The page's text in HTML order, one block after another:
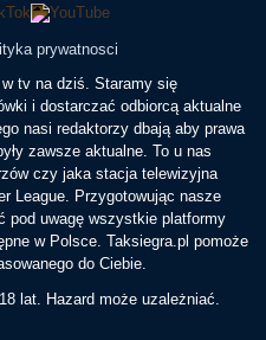
prywatnosci
tv na dziś. Staramy się
i dostarczać odbiorcą aktualne
nasi redaktorzy dbają aby prawa
zawsze aktualne. To u nas
czy jaka stacja telewizyjna
League. Przygotowując nasze
pod uwagę wszystkie platformy
w Polsce. Taksiegra.pl pomoże
do Ciebie.
lat. Hazard może uzależniać.